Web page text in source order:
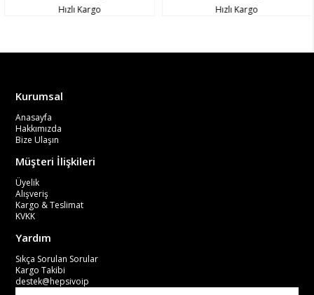
Hızlı Kargo
Hızlı Kargo
Kurumsal
Anasayfa
Hakkımızda
Bize Ulaşın
Müşteri İlişkileri
Üyelik
Alışveriş
Kargo & Teslimat
KVKK
Yardım
Sıkça Sorulan Sorular
Kargo Takibi
destek@hepsivoip